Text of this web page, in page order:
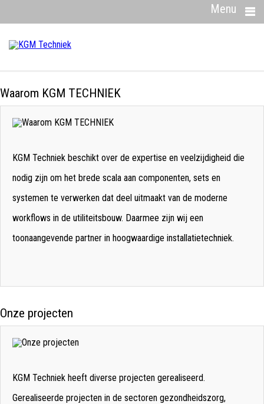
Menu
Waarom KGM TECHNIEK
KGM Techniek beschikt over de expertise en veelzijdigheid die
nodig zijn om het brede scala aan componenten, sets en
systemen te verwerken dat deel uitmaakt van de moderne
workflows in de utiliteitsbouw. Daarmee zijn wij een
toonaangevende partner in hoogwaardige installatietechniek.
Onze projecten
KGM Techniek heeft diverse projecten gerealiseerd.
Gerealiseerde projecten in de sectoren gezondheidszorg,